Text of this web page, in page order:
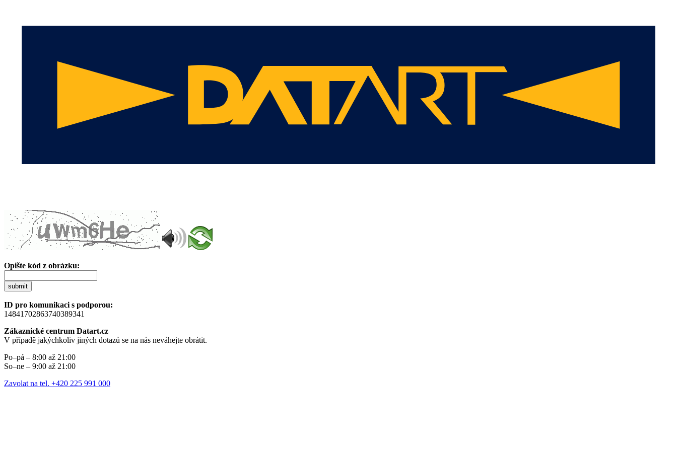
Opište kód z obrázku:
submit
ID pro komunikaci s podporou:
14841702863740389341
Zákaznické centrum Datart.cz
V případě jakýchkoliv jiných dotazů se na nás neváhejte obrátit.
Po–pá – 8:00 až 21:00
So–ne – 9:00 až 21:00
Zavolat na tel. +420 225 991 000